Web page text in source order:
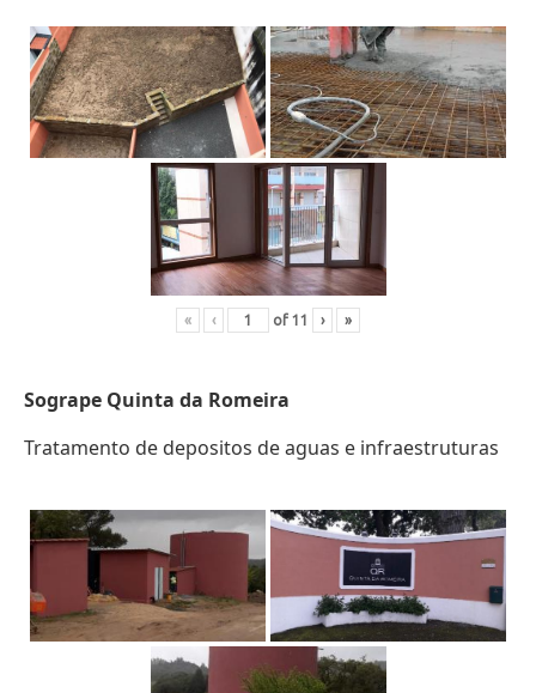
« ‹ of 11 › »
Sogrape Quinta da Romeira
Tratamento de depositos de aguas e infraestruturas